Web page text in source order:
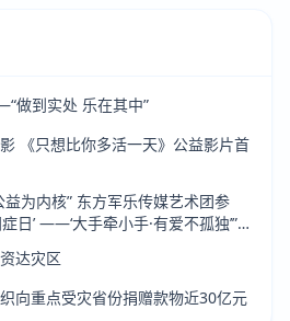
做到实处 乐在其中”
首
为内核” 东方军乐传媒艺术团参
日’ ——‘大手牵小手·有爱不孤独’”公
达灾区
向重点受灾省份捐赠款物近30亿元